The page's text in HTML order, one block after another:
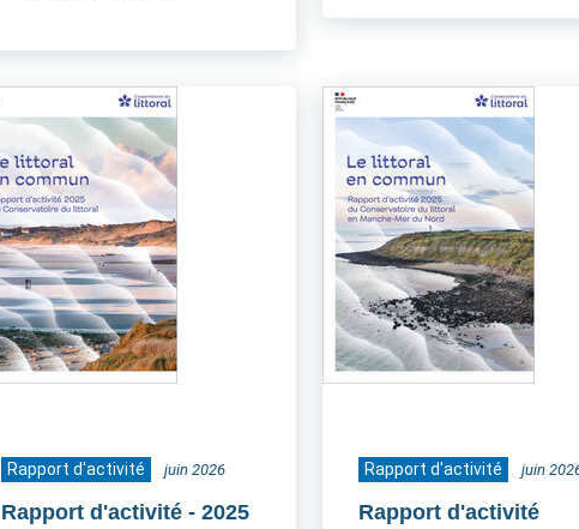
Rapport d'activité juin 2026
Rapport d'activité - 2025
Rapport d'activité juin
Rapport d'activité